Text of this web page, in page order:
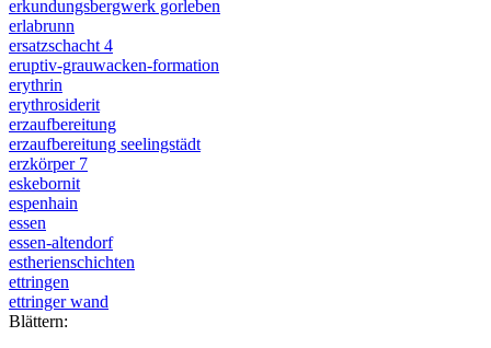
erkundungsbergwerk gorleben
erlabrunn
ersatzschacht 4
eruptiv-grauwacken-formation
erythrin
erythrosiderit
erzaufbereitung
erzaufbereitung seelingstädt
erzkörper 7
eskebornit
espenhain
essen
essen-altendorf
estherienschichten
ettringen
ettringer wand
Blättern: